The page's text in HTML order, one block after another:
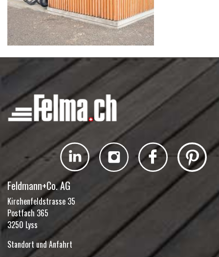
Feldmann+Co. AG
Kirchenfeldstrasse 35
Postfach 365
3250 Lyss
Standort und Anfahrt